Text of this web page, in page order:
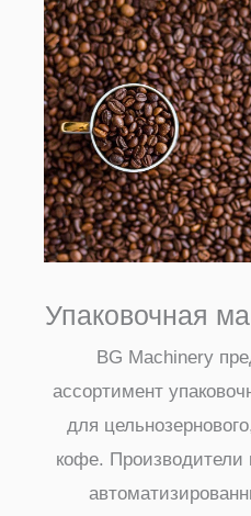
Упаковочная
BG Machinery
ассортимент
для
кофе.